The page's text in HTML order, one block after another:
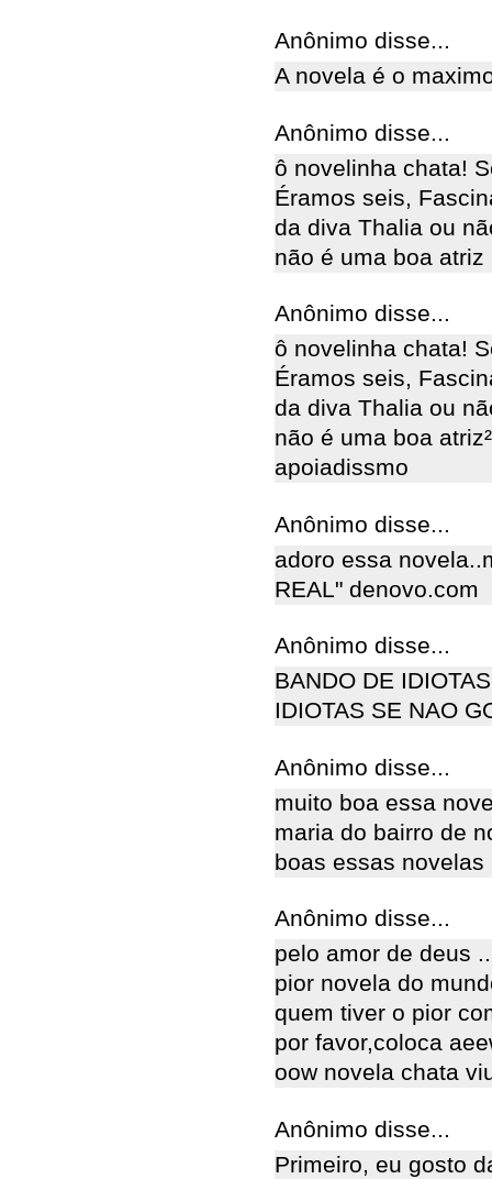
Anônimo disse...
A novela é o
Anônimo disse...
ô novelinha chata!
Éramos seis,
da diva Thalia ou
não é uma boa atriz
Anônimo disse...
ô novelinha chata!
Éramos seis,
da diva Thalia ou
não é uma boa atriz²
apoiadissmo
Anônimo disse...
adoro essa
REAL" denovo.com
Anônimo disse...
BANDO DE
IDIOTAS SE NAO
Anônimo disse...
muito boa essa
maria do bairro de
boas essas novelas
Anônimo disse...
pelo amor de deus
pior novela do
quem tiver o pior
por favor,coloca
oow novela chata
Anônimo disse...
Primeiro, eu gosto